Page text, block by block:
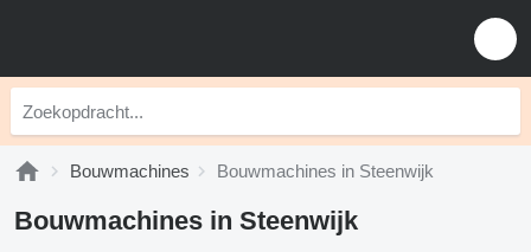
Bouwmachines Bouwmachines in Steenwijk
Bouwmachines in Steenwijk